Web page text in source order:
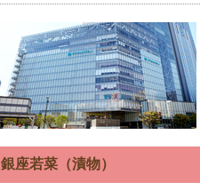
銀座若菜（漬物）